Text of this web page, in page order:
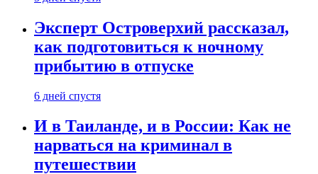
Эксперт Островерхий рассказал,
как подготовиться к ночному
прибытию в отпуске
6 дней спустя
И в Таиланде, и в России: Как не
нарваться на криминал в
путешествии